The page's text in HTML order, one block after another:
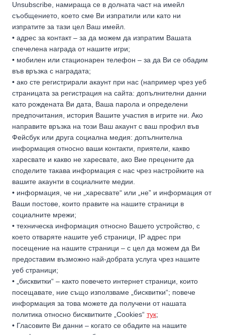
Unsubscribe, намираща се в долната част на имейл
съобщението, което сме Ви изпратили или като ни
изпратите за тази цел Ваш имейл.
• адрес за контакт – за да можем да изпратим Вашата
спечелена награда от нашите игри;
• мобилен или стационарен телефон – за да Ви се обадим
във връзка с наградата;
• ако сте регистрирали акаунт при нас (например чрез уеб
страницата за регистрация на сайта: допълнителни данни
като рождената Ви дата, Ваша парола и определени
предпочитания, история Вашите участия в игрите ни. Ако
направите връзка на този Ваш акаунт с ваш профил във
Фейсбук или друга социална медия: допълнителна
информация относно ваши контакти, приятели, какво
харесвате и какво не харесвате, ако Вие прецените да
споделите такава информация с нас чрез настройките на
вашите акаунти в социалните медии.
• информация, че ни „харесвате“ или „не” и информация от
Ваши постове, които правите на нашите страници в
социалните мрежи;
• техническа информация относно Вашето устройство, с
което отваряте нашите уеб страници, IP адрес при
посещение на нашите страници – с цел да можем да Ви
предоставим възможно най-добрата услуга чрез нашите
уеб страници;
• „бисквитки“ – както повечето интернет страници, които
посещавате, ние също използваме „бисквитки“; повече
информация за това можете да получени от нашата
политика относно бисквитките „Cookies“ тук;
• Гласовите Ви данни – когато се обадите на нашите